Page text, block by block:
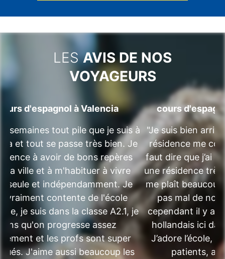
LESAVIS DE NOS
VOYAGEURS
d'espagnol à Valencia
semaines tout pile que je suis à
et tout se passe très bien. Je
à avoir de bons repères
la ville et à m'habituer à vivre
seule et indépendamment. Je
vraiment contente de l'école
je suis dans la classe A2.1, je
qu'on progresse assez
et les profs sont super
J'aime aussi beaucoup les
cours
"Je suis bien
résidence me
faut dire que j’ai
une résidence
me plaît
pas mal de
cependant il y a
hollandais ici
J’adore l’école,
patients,